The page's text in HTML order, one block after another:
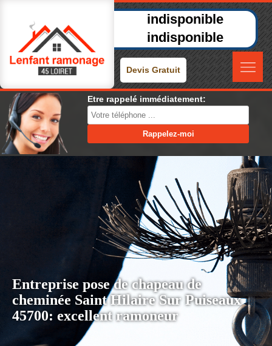
indisponible
indisponible
Devis Gratuit
Etre rappelé immédiatement:
Entreprise pose de chapeau de
cheminée Saint Hilaire Sur Puiseaux
45700: excellent ramoneur